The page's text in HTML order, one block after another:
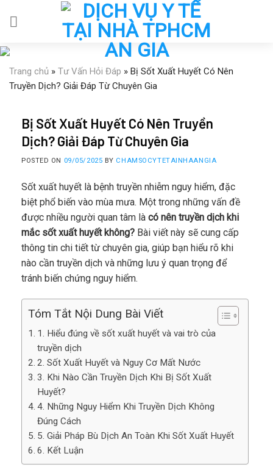
Trang chủ » Tư Vấn Hỏi Đáp » Bị Sốt Xuất Huyết Có Nên
Truyền Dịch? Giải Đáp Từ Chuyên Gia
Bị Sốt Xuất Huyết Có Nên Truyền
Dịch? Giải Đáp Từ Chuyên Gia
POSTED ON 09/05/2025 BY CHAMSOCYTETAINHAANGIA
Sốt xuất huyết là bệnh truyền nhiễm nguy hiểm, đặc
biệt phổ biến vào mùa mưa. Một trong những vấn đề
được nhiều người quan tâm là có nên truyền dịch khi
mắc sốt xuất huyết không? Bài viết này sẽ cung cấp
thông tin chi tiết từ chuyên gia, giúp bạn hiểu rõ khi
nào cần truyền dịch và những lưu ý quan trọng để
tránh biến chứng nguy hiểm.
Tóm Tắt Nội Dung Bài Viết
1. Hiểu đúng về sốt xuất huyết và vai trò của
truyền dịch
2. Sốt Xuất Huyết và Nguy Cơ Mất Nước
3. Khi Nào Cần Truyền Dịch Khi Bị Sốt Xuất
Huyết?
4. Những Nguy Hiểm Khi Truyền Dịch Không
Đúng Cách
5. Giải Pháp Bù Dịch An Toàn Khi Sốt Xuất Huyết
6. Kết Luận